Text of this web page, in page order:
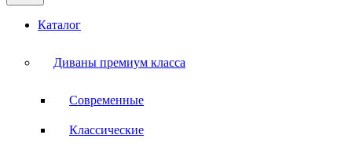
Каталог
Диваны премиум класса
Современные
Классические